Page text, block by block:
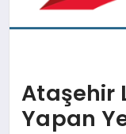
Ataşehir
Yapan